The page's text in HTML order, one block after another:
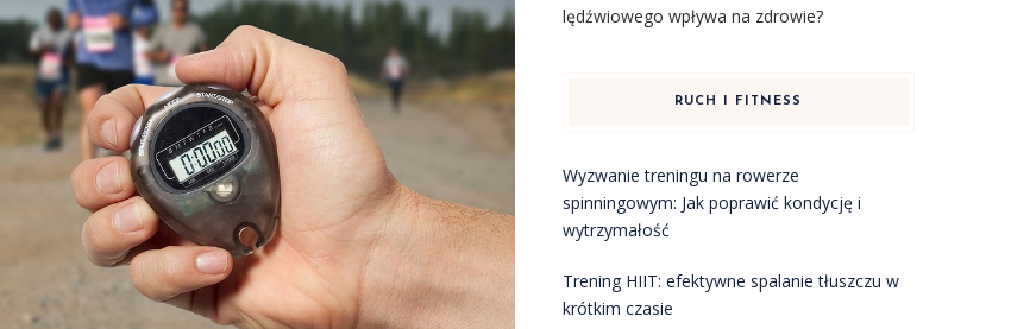
lędźwiowego wpływa na zdrowie?
RUCH I FITNESS
Wyzwanie treningu na rowerze
spinningowym: Jak poprawić kondycję i
wytrzymałość
Trening HIIT: efektywne spalanie tłuszczu w
krótkim czasie